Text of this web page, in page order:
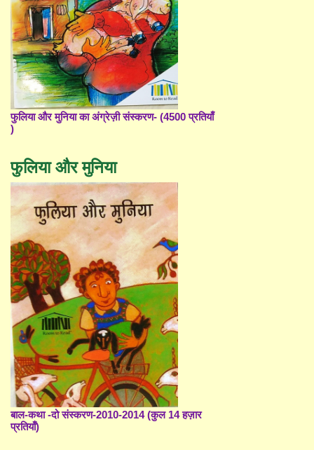
फुलिया और मुनिया का अंग्रेज़ी संस्करण- (4500 प्रतियाँ
)
फुलिया और मुनिया
बाल-कथा -दो संस्करण-2010-2014 (कुल 14 हज़ार
प्रतियाँ)